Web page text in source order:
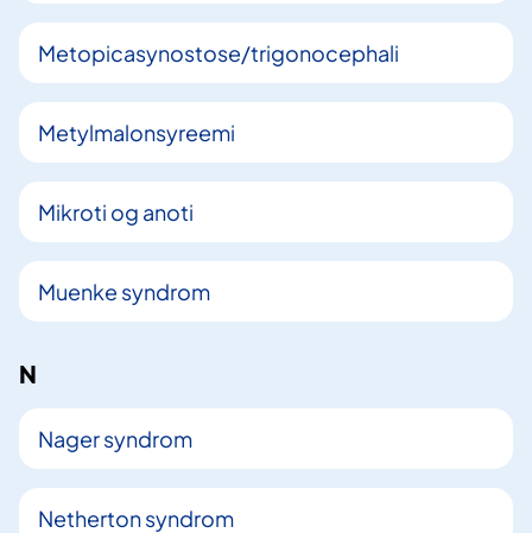
Metopicasynostose/trigonocephali
Metylmalonsyreemi
Mikroti og anoti
Muenke syndrom
N
Nager syndrom
Netherton syndrom